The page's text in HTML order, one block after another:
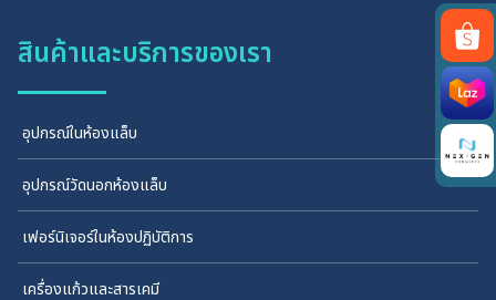
Search
สินค้าและบริการของเรา
อุปกรณ์ในห้องแล็บ
อุปกรณ์วัดนอกห้องแล็บ
เฟอร์นิเจอร์ในห้องปฏิบัติการ
เครื่องแก้วและสารเคมี